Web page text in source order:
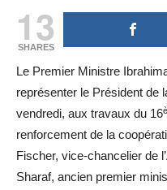
13
SHARES
Le Premier Ministre
représenter le Président de
vendredi, aux travaux du 16
renforcement de la
Fischer, vice-chancelier de
Sharaf, ancien premier